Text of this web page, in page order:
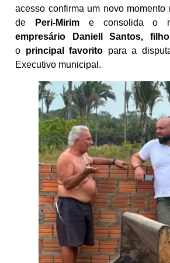
acesso confirma um novo
de
Peri-Mirime consolida o
empresário Daniell Santos,
o principal favorito para a
Executivo municipal.